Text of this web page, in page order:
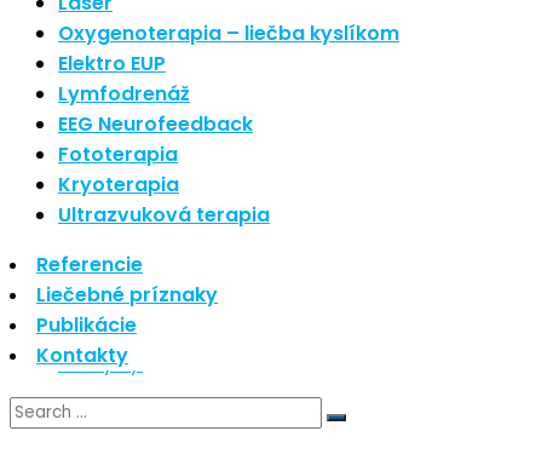
Oxygenoterapia – liečba kyslíkom
Elektro EUP
Lymfodrenáž
EEG Neurofeedback
Fototerapia
Kryoterapia
Ultrazvuková terapia
Referencie
Liečebné príznaky
Publikácie
Kontakty
Žiadne komentáre na zobrazenie.
Archív
september 2021
apríl 2021
august 2020
Kategórie
Nezaradené
Skin Care
Zdravý štýl